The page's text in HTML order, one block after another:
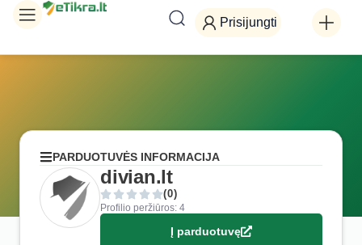
Prisijungti
PARDUOTUVĖS INFORMACIJA
divian.lt
(0)
Profilio peržiūros: 4
Į parduotuvę